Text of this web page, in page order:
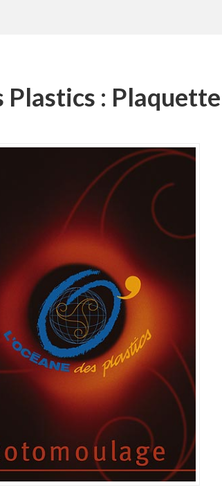
Plastics : Plaquette